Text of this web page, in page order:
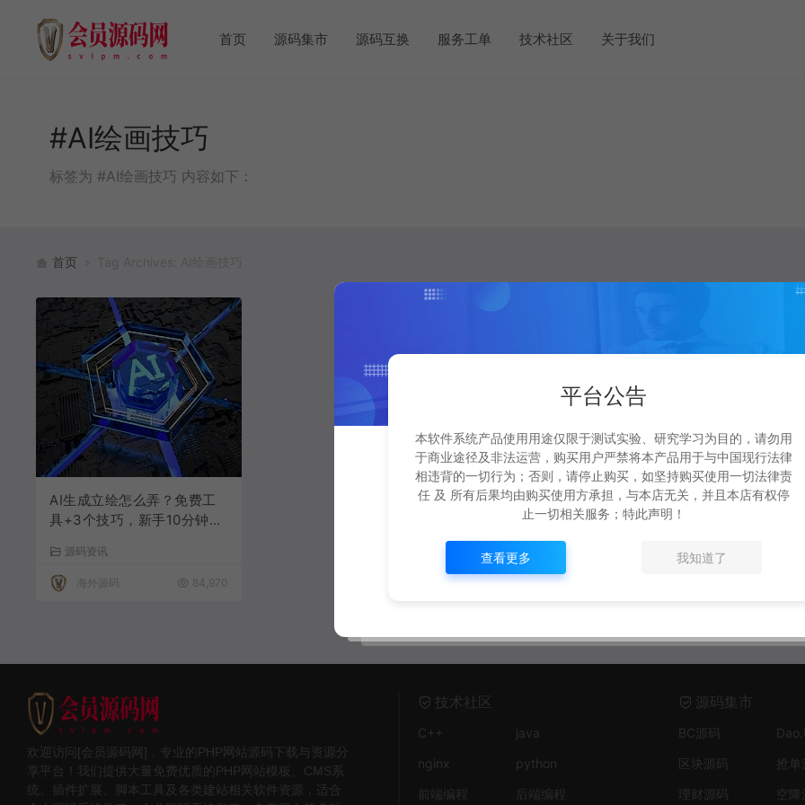
首页 源码集市 源码互换 服务工单 技术社区 关于我们
#AI绘画技巧
标签为 #AI绘画技巧 内容如下：
首页
AI生成立绘怎么弄？免费工
具+3个技巧，新手10分钟出
源码资讯
海外源码 84,970
欢迎访问[会员源码网]，专业的PHP网站源码下载与资源分
享平台！我们提供大量免费优质的PHP网站模板、CMS系
统、插件扩展、脚本工具及各类建站相关软件资源，适合
技术社区
C++
java
nginx
python
前端编程
后端编程
源码集市
BC源码
区块源码
抢
理财源码
空
平台公告
本软件系统产品使用用途仅限于测试实验、研究学习为目的，请勿用
于商业途径及非法运营，购买用户严禁将本产品用于与中国现行法律
相违背的一切行为；否则，请停止购买，如坚持购买使用一切法律责
任 及 所有后果均由购买使用方承担，与本店无关，并且本店有权停
止一切相关服务；特此声明！
查看更多 我知道了